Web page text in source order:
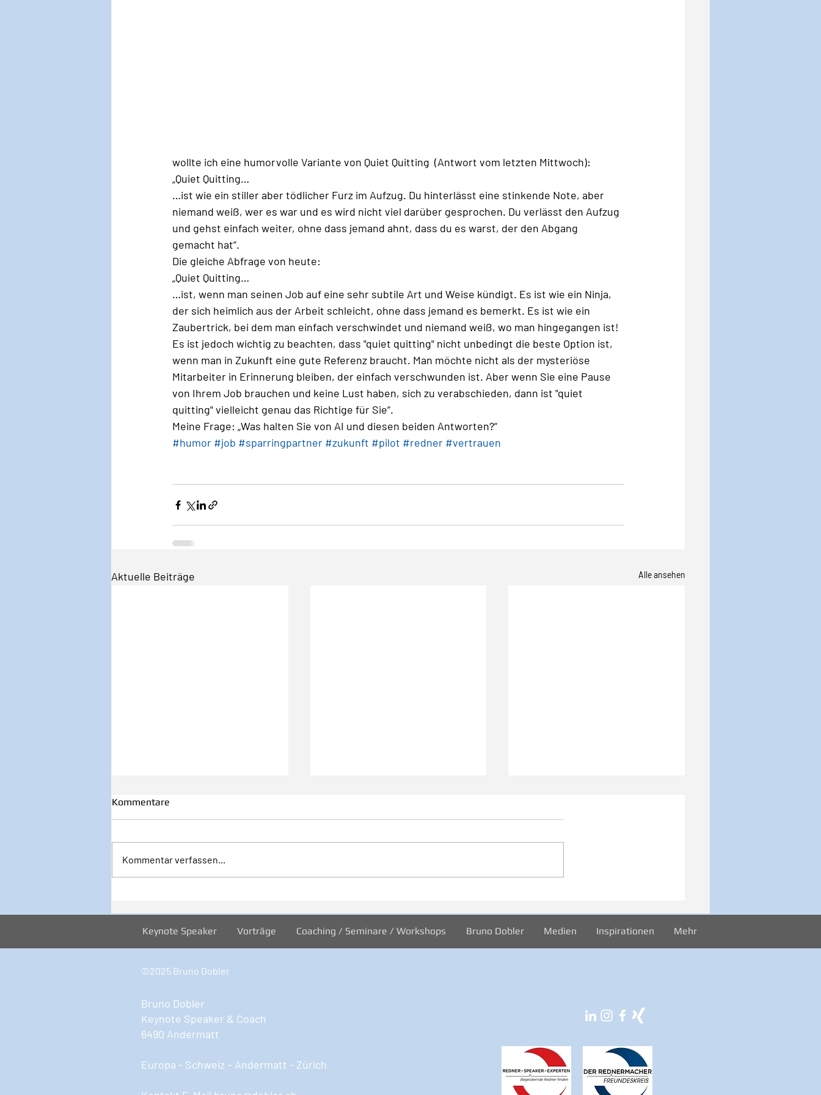
wollte ich eine humorvolle Variante von Quiet Quitting  (Antwort vom letzten Mittwoch):
„Quiet Quitting…
…ist wie ein stiller aber tödlicher Furz im Aufzug. Du hinterlässt eine stinkende Note, aber
niemand weiß, wer es war und es wird nicht viel darüber gesprochen. Du verlässt den Aufzug
und gehst einfach weiter, ohne dass jemand ahnt, dass du es warst, der den Abgang
gemacht hat“.
Die gleiche Abfrage von heute:
„Quiet Quitting…
…ist, wenn man seinen Job auf eine sehr subtile Art und Weise kündigt. Es ist wie ein Ninja,
der sich heimlich aus der Arbeit schleicht, ohne dass jemand es bemerkt. Es ist wie ein
Zaubertrick, bei dem man einfach verschwindet und niemand weiß, wo man hingegangen ist!
Es ist jedoch wichtig zu beachten, dass "quiet quitting" nicht unbedingt die beste Option ist,
wenn man in Zukunft eine gute Referenz braucht. Man möchte nicht als der mysteriöse
Mitarbeiter in Erinnerung bleiben, der einfach verschwunden ist. Aber wenn Sie eine Pause
von Ihrem Job brauchen und keine Lust haben, sich zu verabschieden, dann ist "quiet
quitting" vielleicht genau das Richtige für Sie“.
Meine Frage: „Was halten Sie von AI und diesen beiden Antworten?“
#humor #job #sparringpartner #zukunft #pilot #redner #vertrauen
Aktuelle Beiträge Alle ansehen
Kommentare
Kommentar verfassen...
Keynote Speaker Vorträge Coaching / Seminare / Workshops Bruno Dobler Medien Inspirationen Mehr
©2025 Bruno Dobler
Bruno Dobler
Keynote Speaker & Coach
6490 Andermatt
Europa - Schweiz – Andermatt - Zürich